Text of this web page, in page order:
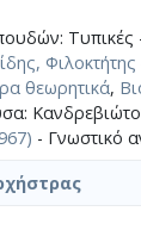
Τυπικές
θεωρητικά,
- Γνωστικό